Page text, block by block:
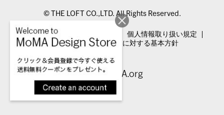
© THE LOFT CO.,LTD. All Rights Reserved.
特定商取引法表示
個人情報取り扱い規定
カスタマーハラスメントに対する基本方針
Visit MoMA.org